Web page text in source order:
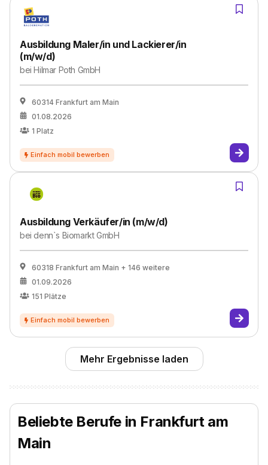
Ausbildung Maler/in und Lackierer/in
(m/w/d)
beiHilmar Poth GmbH
60314 Frankfurt am Main
01.08.2026
1 Platz
Ausbildung Verkäufer/in (m/w/d)
beidenn`s Biomarkt GmbH
60318 Frankfurt am Main + 146 weitere
01.09.2026
151 Plätze
Mehr Ergebnisse laden
Beliebte Berufe in Frankfurt am
Main